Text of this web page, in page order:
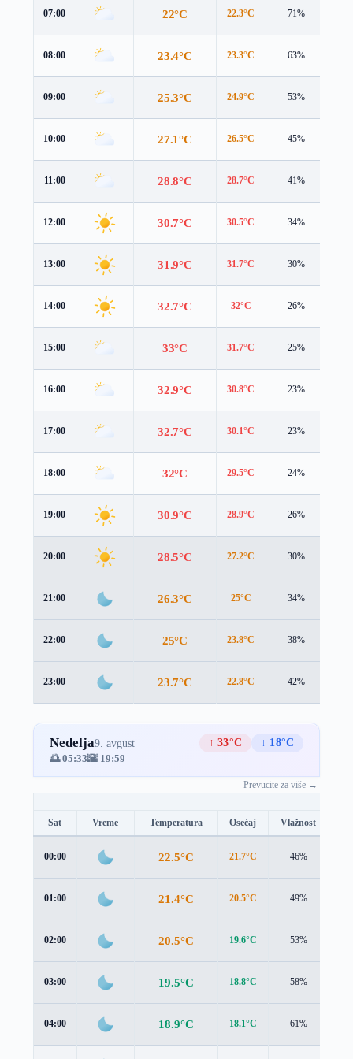
07:00 22°C 22.3°C 71%
08:00 23.4°C 23.3°C 63%
09:00 25.3°C 24.9°C 53%
10:00 27.1°C 26.5°C 45%
11:00 28.8°C 28.7°C 41%
12:00 30.7°C 30.5°C 34%
13:00 31.9°C 31.7°C 30%
14:00 32.7°C 32°C 26%
15:00 33°C 31.7°C 25%
16:00 32.9°C 30.8°C 23%
17:00 32.7°C 30.1°C 23%
18:00 32°C 29.5°C 24%
19:00 30.9°C 28.9°C 26%
20:00 28.5°C 27.2°C 30%
21:00 26.3°C 25°C 34%
22:00 25°C 23.8°C 38%
23:00 23.7°C 22.8°C 42%
Nedelja9. avgust ↑ 33°C
↓ 18°C
🌅 05:33🌇 19:59
Prevucite za više →
Sat Vreme Temperatura Osećaj Vlažnost
00:00 22.5°C 21.7°C 46%
01:00 21.4°C 20.5°C 49%
02:00 20.5°C 19.6°C 53%
03:00 19.5°C 18.8°C 58%
04:00 18.9°C 18.1°C 61%